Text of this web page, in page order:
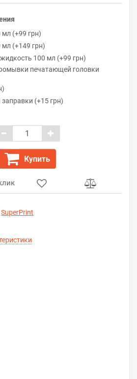
(+99 грн)
(+149 грн)
100 мл (+99 грн)
печатающей головки
(+15 грн)
Купить
SuperPrint